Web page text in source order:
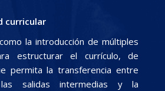
curricular
la introducción de múltiples
estructurar el currículo, de
permita la transferencia entre
salidas intermedias y la